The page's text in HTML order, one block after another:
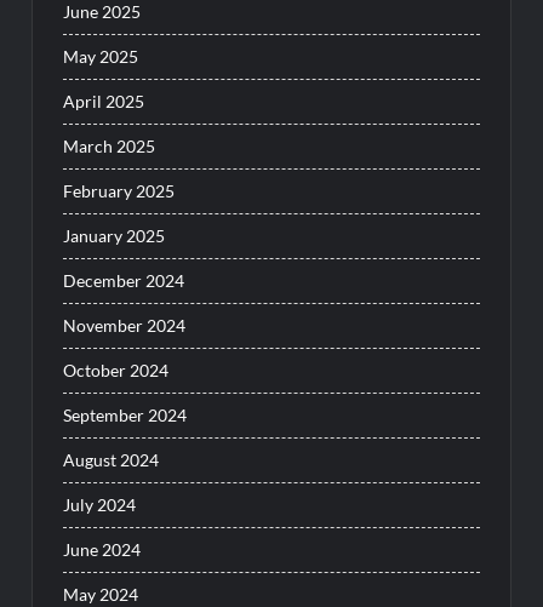
June 2025
May 2025
April 2025
March 2025
February 2025
January 2025
December 2024
November 2024
October 2024
September 2024
August 2024
July 2024
June 2024
May 2024